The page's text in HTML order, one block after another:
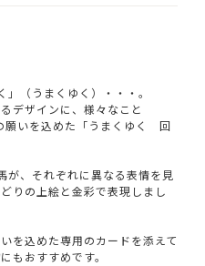
（うまくゆく）・・・。
デザインに、様々なこと
いを込めた「うまくゆく 回
が、それぞれに異なる表情を見
りの上絵と金彩で表現しまし
を込めた専用のカードを添えて
もおすすめです。